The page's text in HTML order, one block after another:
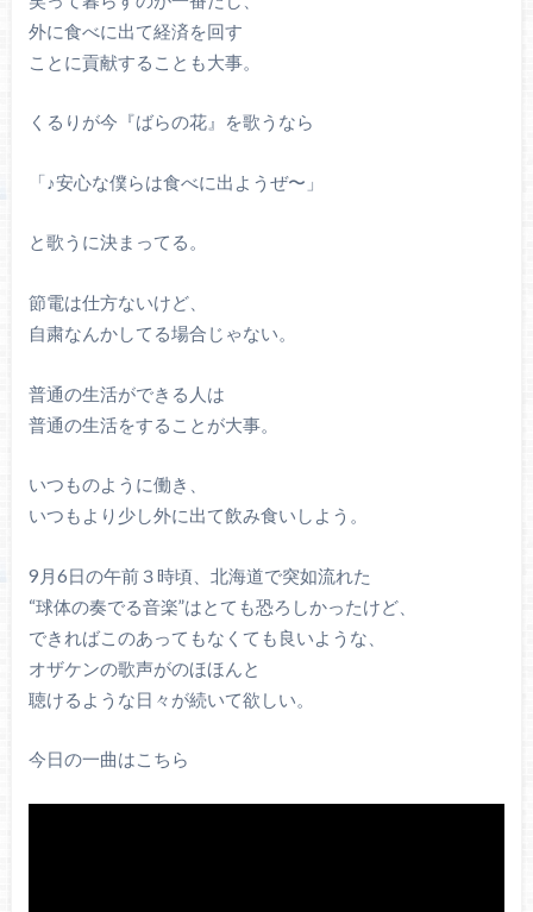
外に食べに出て経済を回す
ことに貢献することも大事。
くるりが今『ばらの花』を歌うなら
「♪安心な僕らは食べに出ようぜ〜」
と歌うに決まってる。
節電は仕方ないけど、
自粛なんかしてる場合じゃない。
普通の生活ができる人は
普通の生活をすることが大事。
いつものように働き、
いつもより少し外に出て飲み食いしよう。
9月6日の午前３時頃、北海道で突如流れた
“球体の奏でる音楽”はとても恐ろしかったけど、
できればこのあってもなくても良いような、
オザケンの歌声がのほほんと
聴けるような日々が続いて欲しい。
今日の一曲はこちら